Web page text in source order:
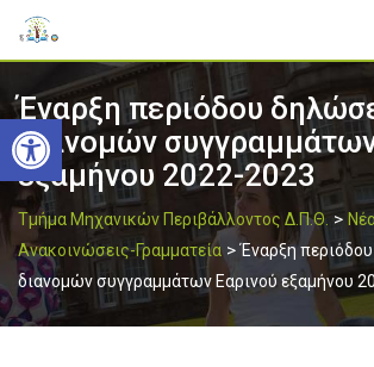
Ανοίξτε τη γραμμή
Skip
Έναρξη περιόδου
διανομών
εξαμήνου 2022-2023
Τμήμα Μηχανικών Περιβάλλοντος Δ.Π.Θ. >
Ανακοινώσεις-Γραμματεία>Έναρξη
διανομών συγγραμμάτων Εαρινού εξαμήνου